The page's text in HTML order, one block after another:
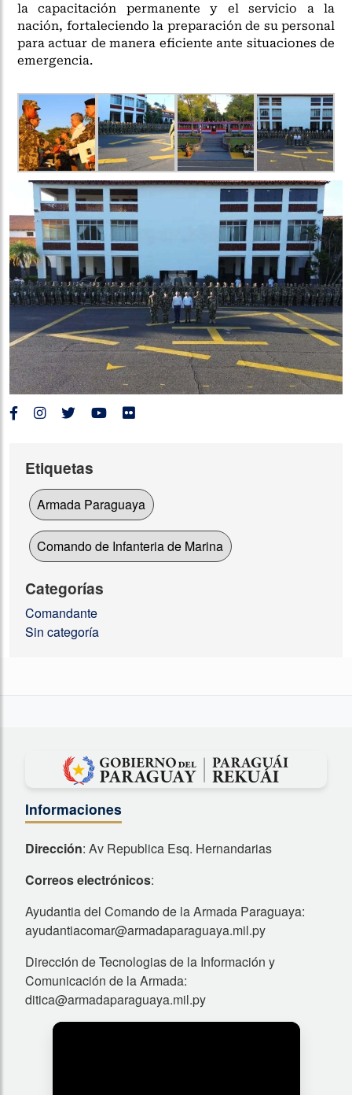
la capacitación permanente y el servicio a la
nación, fortaleciendo la preparación de su personal
para actuar de manera eficiente ante situaciones de
emergencia.
Etiquetas
Armada Paraguaya
Comando de Infanteria de Marina
Categorías
Comandante
Sin categoría
Informaciones
Dirección: Av Republica Esq. Hernandarias
Correos electrónicos:
Ayudantia del Comando de la Armada Paraguaya:
ayudantiacomar@armadaparaguaya.mil.py
Dirección de Tecnologias de la Información y
Comunicación de la Armada:
ditica@armadaparaguaya.mil.py